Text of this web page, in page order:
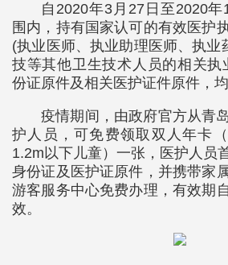
自2020年3月27日至2020
围内，持有国家认可的有效医护
(执业医师、执业助理医师、执业
技等其他卫生技术人员的相关执
份证原件及相关医护证件原件，
疫情期间，由政府官方从青
护人员，可免费领取双人年卡
1.2m以下儿童）一张，医护人员
身份证及医护证原件，并携带家
游客服务中心免费办理，有效期
效。